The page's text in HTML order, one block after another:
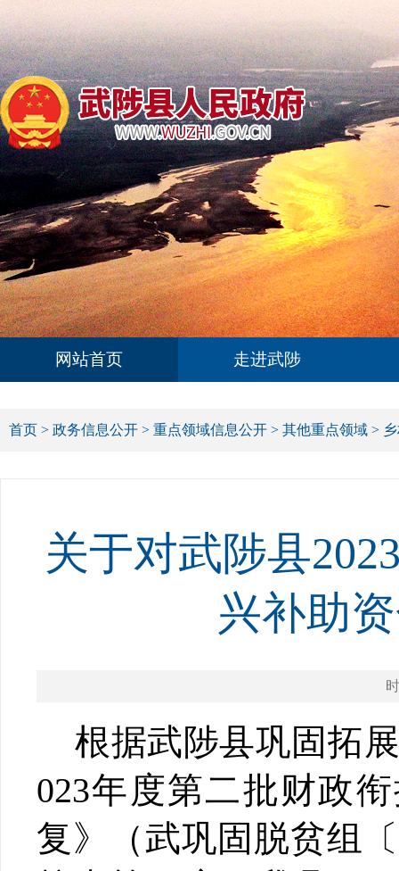
网站首页 走进武陟
首页 > 政务信息公开 > 重点领域信息公开 > 其他重点领域 >
关于对武陟县
兴补助
根据武陟县巩固拓
023年度第二批财政
复》（武巩固脱贫组〔